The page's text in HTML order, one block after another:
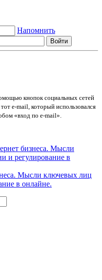
Напомнить
кнопок социальных сетей
e-mail, который использовался
«вход по e-mail».
Мысли ключевых лиц
в онлайне.